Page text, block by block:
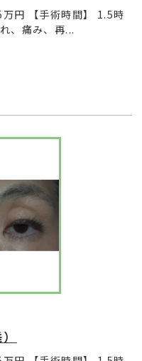
万円 【手術時間】 1.5時
、痛み、再...